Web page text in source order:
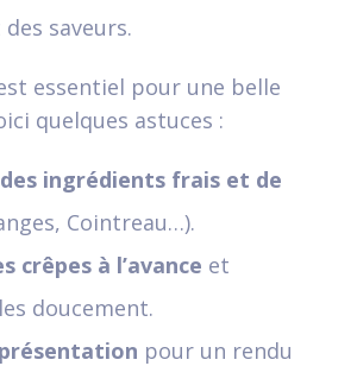
saveurs.
essentiel pour une belle
quelques astuces :
ingrédients frais et de
Cointreau…).
crêpes à l’avance et
doucement.
pour un rendu